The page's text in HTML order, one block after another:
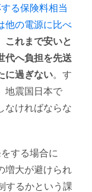
る保険料相当
他の電源に比べ
これまで安いと
代へ負担を先送
に過ぎない。す
地震国日本で
なければならな
する場合に
増大が避けられ
するかという課